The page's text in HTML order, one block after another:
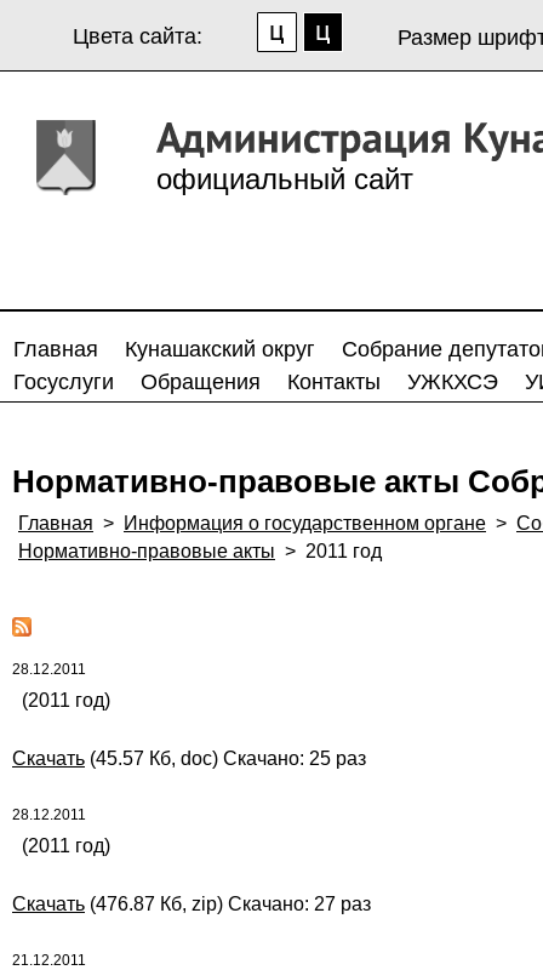
Цвета сайта: Размер
официальный сайт
Главная Кунашакский округ
Собрание
Госуслуги
Обращения Контакты УЖКХСЭ
Нормативно-правовые акты
Главная > Информация о государственном органе >
Нормативно-правовые акты > 2011 год
28.12.2011
(2011 год)
Скачать (45.57 Кб, doc) Скачано: 25 раз
28.12.2011
(2011 год)
Скачать (476.87 Кб, zip) Скачано: 27 раз
21.12.2011